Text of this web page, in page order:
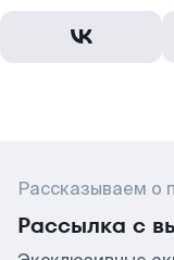
Рассказываем о
Рассылка с